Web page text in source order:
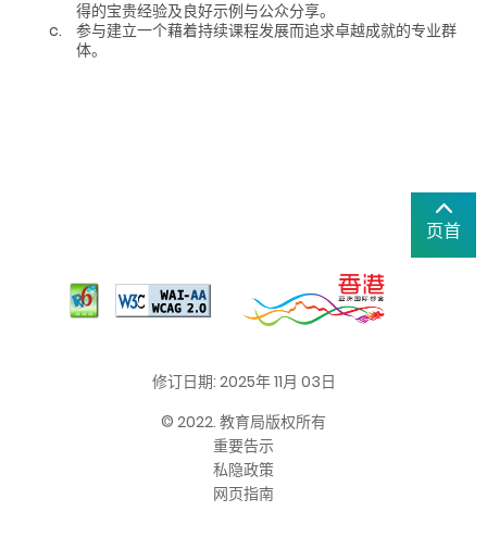
得的宝贵经验及良好示例与公众分享。
c.
参与建立一个藉着持续课程发展而追求卓越成就的专业群
体。
页首
修订日期: 2025年 11月 03日
© 2022. 教育局版权所有
重要告示
私隐政策
网页指南